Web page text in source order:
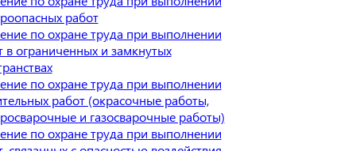
работ
по охране труда при выполнении
в ограниченных и замкнутых
по охране труда при выполнении
работ (окрасочные работы,
и газосварочные работы)
по охране труда при выполнении